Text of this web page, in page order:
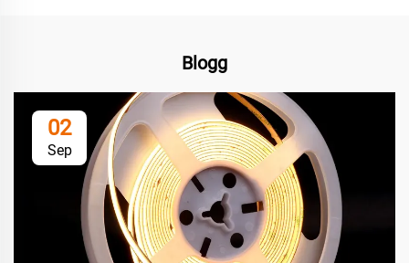
Blogg
02
Sep